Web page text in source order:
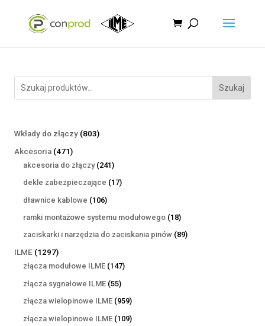
Szukaj
Wkłady do złączy 803803
Akcesoria 471471
produktów
akcesoria do złączy 241241
produktów
dekle zabezpieczające 1717
dławnice kablowe 106106
produktów
ramki montażowe systemu modułowego 1818
produktów
zaciskarki i narzędzia do zaciskania pinów 8989
ILME 12971297
produktów
złącza modułowe ILME 147147
złącza sygnałowe ILME 5555
produktów
złącza wielopinowe ILME 959959
produktów
złącza wielopinowe ILME 109109